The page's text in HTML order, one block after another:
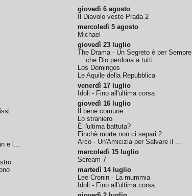
e l...
giovedì 6 agosto
Il Diavolo veste Prada 2
mercoledì 5 agosto
Michael
giovedì 23 luglio
The Drama - Un Segreto è per Sempre
... che Dio perdona a tutti
Los Domingos
Le Aquile della Repubblica
venerdì 17 luglio
Idoli - Fino all'ultima corsa
giovedì 16 luglio
Il bene comune
Lo straniero
È l'ultima battuta?
Finchè morte non ci separi 2
Arco - Un'Amicizia per Salvare il ...
mercoledì 15 luglio
Scream 7
martedì 14 luglio
Lee Cronin - La mummia
Idoli - Fino all'ultima corsa